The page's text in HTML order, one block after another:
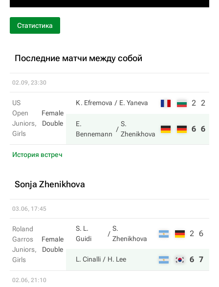
Статистика
Последние матчи между собой
02.09, 23:30
US
Open
Juniors,
Girls
Female
Double
K. Efremova E. Yaneva 2 2
E.
Bennemann
S.
Zhenikhova
6 6
История встреч
Sonja Zhenikhova
03.06, 17:45
Roland
Garros
Juniors,
Girls
Female
Double
S. L.
Guidi
S.
Zhenikhova
2 6
L. Cinalli H. Lee 6 7
02.06, 21:10